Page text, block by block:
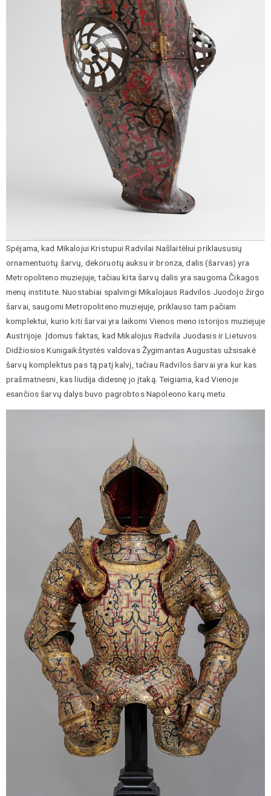
Spėjama, kad Mikalojui Kristupui Radvilai Našlaitėliui priklaususių
ornamentuotų šarvų, dekoruotų auksu ir bronza, dalis (šarvas) yra
Metropoliteno muziejuje, tačiau kita šarvų dalis yra saugoma Čikagos
menų institute. Nuostabiai spalvingi Mikalojaus Radvilos Juodojo žirgo
šarvai, saugomi Metropoliteno muziejuje, priklauso tam pačiam
komplektui, kurio kiti šarvai yra laikomi Vienos meno istorijos muziejuje
Austrijoje. Įdomus faktas, kad Mikalojus Radvila Juodasis ir Lietuvos
Didžiosios Kunigaikštystės valdovas Žygimantas Augustas užsisakė
šarvų komplektus pas tą patį kalvį, tačiau Radvilos šarvai yra kur kas
prašmatnesni, kas liudija didesnę jo įtaką. Teigiama, kad Vienoje
esančios šarvų dalys buvo pagrobtos Napoleono karų metu.